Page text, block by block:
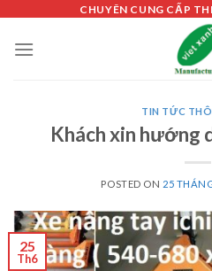
content
CHUYÊN CUNG CẤP
TIN TỨC
Khách xin hướng
POSTED ON 25
25
Th6